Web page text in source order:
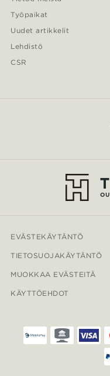
Työpaikat
Uudet artikkelit
Lehdistö
CSR
EVÄSTEKÄYTÄNTÖ
TIETOSUOJAKÄYTÄNTÖ
MUOKKAA EVÄSTEITÄ
KÄYTTÖEHDOT